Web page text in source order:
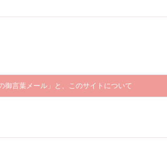
御言葉メール」と、このサイトについて